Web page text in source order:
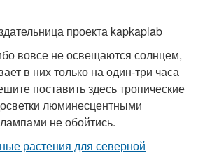
проекта kapkaplab
вовсе не освещаются солнцем,
в них только на один-три часа
поставить здесь тропические
люминесцентными
не обойтись.